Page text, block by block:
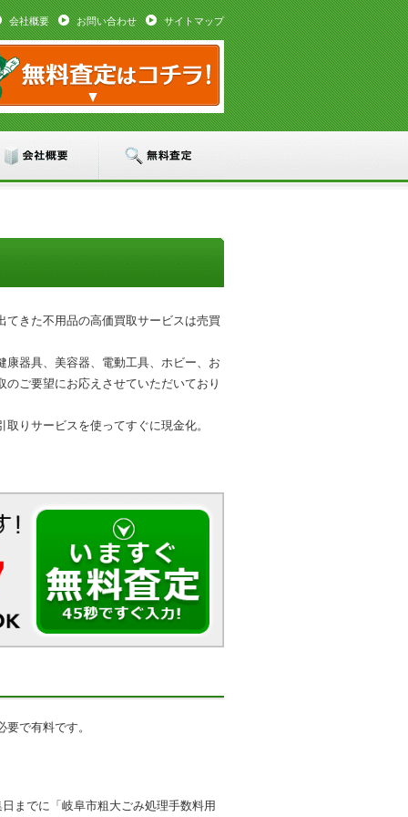
会社概要 お問い合わせ サイトマップ
きた不用品の高価買取サービスは売買
器具、美容器、電動工具、ホビー、お
ご要望にお応えさせていただいており
りサービスを使ってすぐに現金化。
で有料です。
までに「岐阜市粗大ごみ処理手数料用